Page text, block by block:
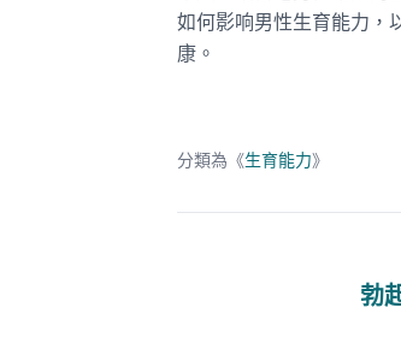
如何影响男性生育能力，
康。
分類為《生育能力》
勃